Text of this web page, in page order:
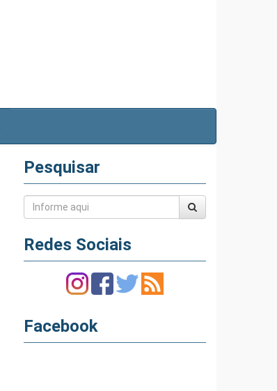
Pesquisar
Redes Sociais
Facebook